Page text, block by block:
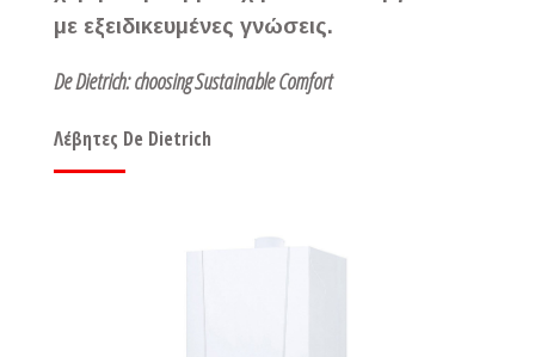
με εξειδικευμένες γνώσεις.
De Dietrich: choosing Sustainable Comfort
Λέβητες De Dietrich